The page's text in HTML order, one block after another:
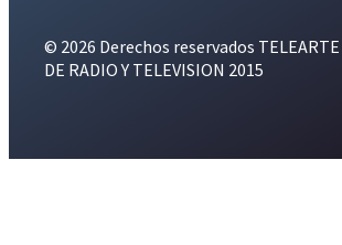
© 2026 Derechos reservados TELEARTE
DE RADIO Y TELEVISION 2015